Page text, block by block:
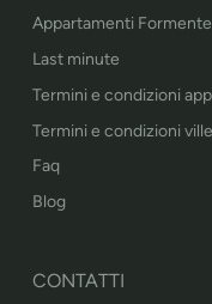
Appartamenti
Last minute
Termini e condizioni
Termini e condizioni ville
Faq
Blog
CONTATTI